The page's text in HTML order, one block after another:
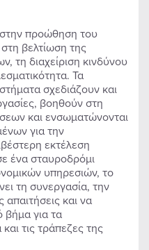
προώθηση του
βελτίωση της
τη διαχείριση κινδύνου
Τα
σχεδιάζουν και
βοηθούν στη
και ενσωματώνονται
για την
εκτέλεση
ένα σταυροδρόμι
υπηρεσιών, το
τη συνεργασία, την
και να
βήμα για τα
τις τράπεζες της